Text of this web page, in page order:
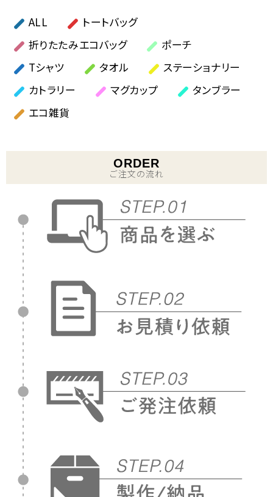
ALL
トートバッグ
折りたたみエコバッグ
ポーチ
Tシャツ
タオル
ステーショナリー
カトラリー
マグカップ
タンブラー
エコ雑貨
ORDER
ご注文の流れ